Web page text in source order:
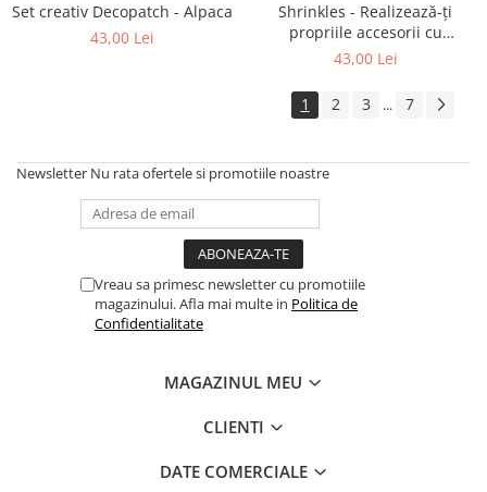
Set creativ Decopatch - Alpaca
43,00 Lei
Shrinkles - Realizează-ți
propriile accesorii cu
dinozaurii lumii
43,00 Lei
1 2 3 ... 7
Newsletter Nu rata ofertele si promotiile noastre
Vreau sa primesc newsletter cu promotiile
magazinului. Afla mai multe in Politica de
Confidentialitate
MAGAZINUL MEU
CLIENTI
DATE COMERCIALE